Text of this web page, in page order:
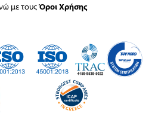
με τουςΌροι Χρήσης